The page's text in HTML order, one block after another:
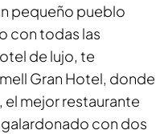
pequeño pueblo
con todas las
de lujo, te
Gran Hotel, donde
el mejor restaurante
galardonado con dos